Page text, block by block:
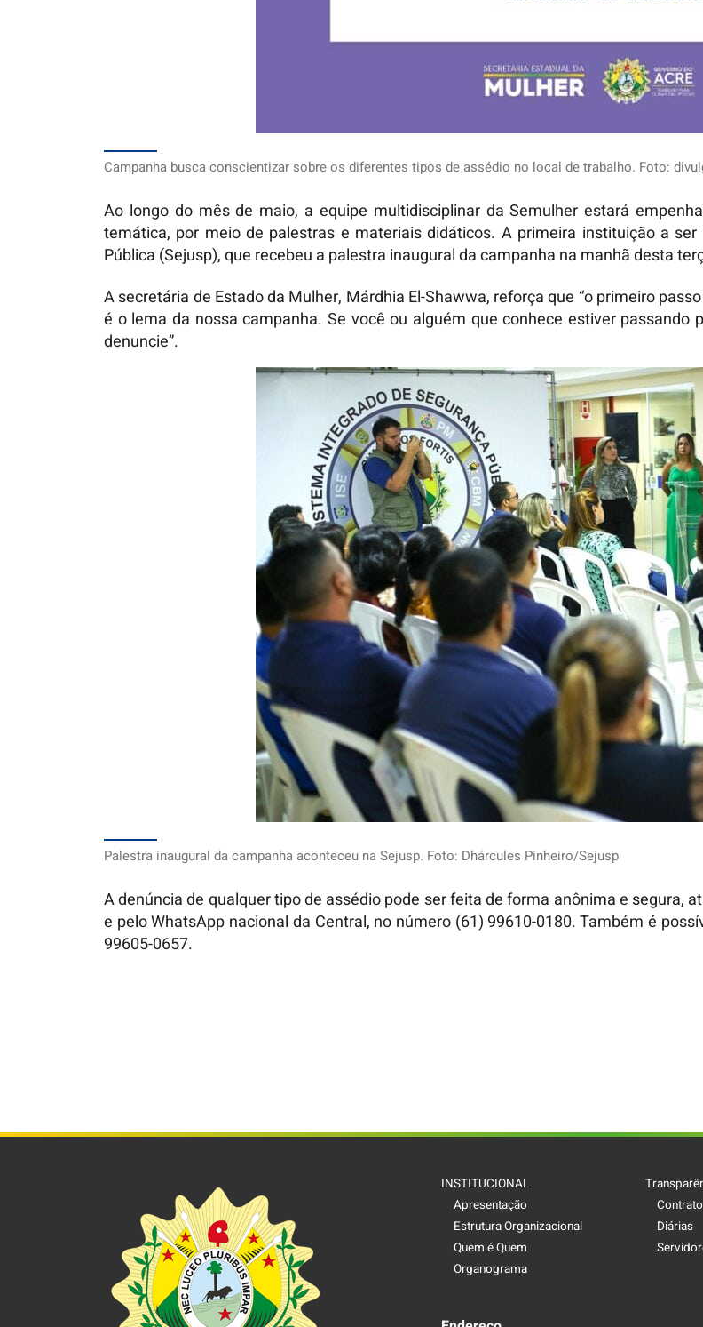
Campanha busca conscientizar sobre os diferentes tipos de assédio no local de trabalho. Foto:
Ao longo do mês de maio, a equipe multidisciplinar da Semulher estará
temática, por meio de palestras e materiais didáticos. A primeira instituição a
Pública (Sejusp), que recebeu a palestra inaugural da campanha na manhã desta
A secretária de Estado da Mulher, Márdhia El-Shawwa, reforça que “o primeiro
é o lema da nossa campanha. Se você ou alguém que conhece estiver passando
denuncie”.
Palestra inaugural da campanha aconteceu na Sejusp. Foto: Dhárcules Pinheiro/Sejusp
A denúncia de qualquer tipo de assédio pode ser feita de forma anônima e segura,
e pelo WhatsApp nacional da Central, no número (61) 99610-0180. Também é
99605-0657.
INSTITUCIONAL
Apresentação
Estrutura Organizacional
Quem é Quem
Organograma
Diárias